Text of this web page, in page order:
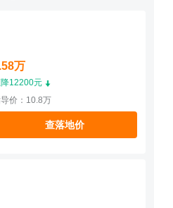
万
12200元
价：10.8万
查落地价